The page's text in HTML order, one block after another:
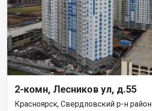
2-комн, Лесников ул, д.55
Красноярск, Свердловский р-н район